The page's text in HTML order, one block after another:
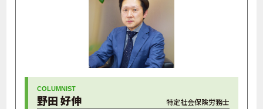
野田 好伸 特定社会保険労務士